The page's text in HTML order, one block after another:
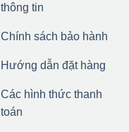
thông tin
Chính sách bảo hành
Hướng dẫn đặt hàng
Các hình thức thanh
toán